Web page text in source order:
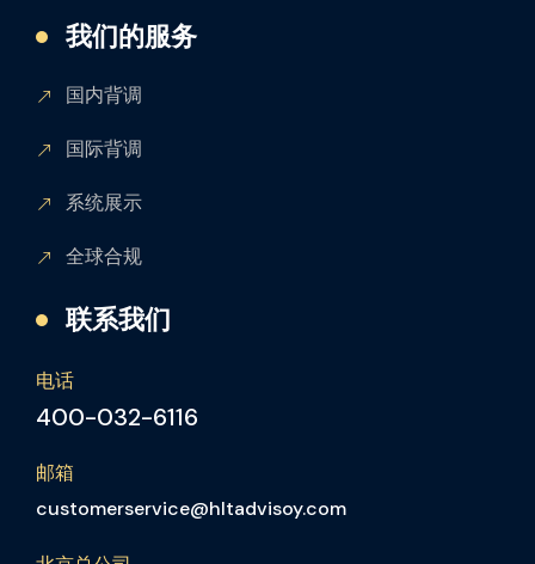
我们的服务
国内背调
国际背调
系统展示
全球合规
联系我们
电话
400-032-6116
邮箱
customerservice@hltadvisoy.com